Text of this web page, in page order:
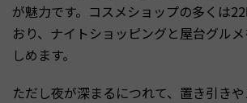
が魅力です。コスメショップの多くは
おり、ナイトショッピングと屋台グル
しめます。
ただし夜が深まるにつれて、置き引き